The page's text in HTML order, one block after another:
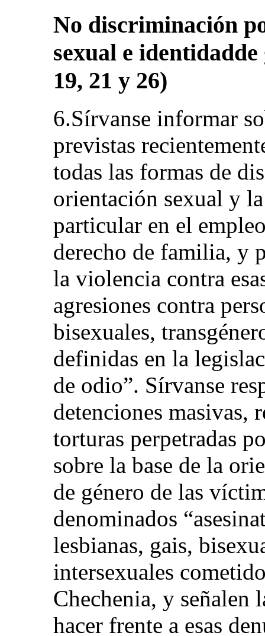
No discriminación
sexual e
19, 21 y 26)
6.Sírvanse informar
previstas
todas las formas de
orientación sexual y
particular en el
derecho de familia, y
la violencia contra
agresiones contra
bisexuales,
definidas en la
de odio”. Sírvanse
detenciones masivas,
torturas perpetradas
sobre la base de la
de género de las
denominados
lesbianas, gais,
intersexuales
Chechenia, y señalen
hacer frente a esas